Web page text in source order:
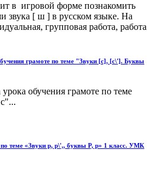
в игровой форме познакомить
звука [ ш ] в русском языке. На
групповая работа, работа
грамоте по теме "Звуки [с], [с\']. Буквы
обучения грамоте по теме
по теме «Звуки р, р\',, буквы Р, р» 1 класс. УМК